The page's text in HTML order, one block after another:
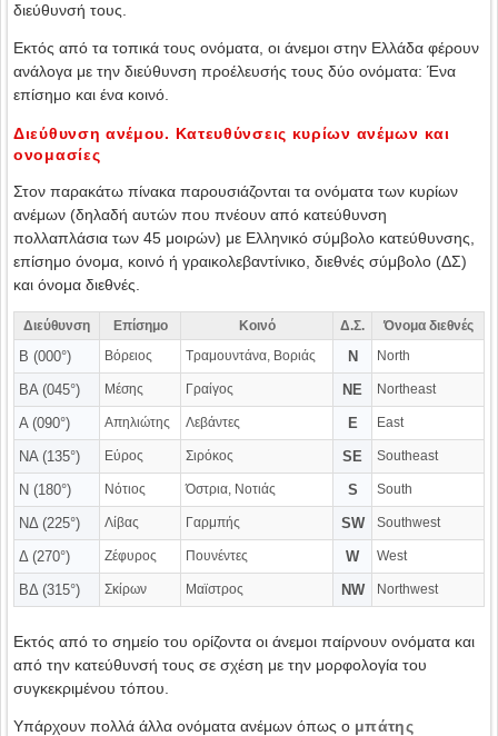
διεύθυνσή τους.
Εκτός από τα τοπικά τους ονόματα, οι άνεμοι στην Ελλάδα φέρουν
ανάλογα με την διεύθυνση προέλευσής τους δύο ονόματα: Ένα
επίσημο και ένα κοινό.
Διεύθυνση ανέμου. Κατευθύνσεις κυρίων ανέμων και
ονομασίες
Στον παρακάτω πίνακα παρουσιάζονται τα ονόματα των κυρίων
ανέμων (δηλαδή αυτών που πνέουν από κατεύθυνση
πολλαπλάσια των 45 μοιρών) με Ελληνικό σύμβολο κατεύθυνσης,
επίσημο όνομα, κοινό ή γραικολεβαντίνικο, διεθνές σύμβολο (ΔΣ)
και όνομα διεθνές.
Διεύθυνση Επίσημο Κοινό Δ.Σ. Όνομα διεθνές
Β (000°) Βόρειος Τραμουντάνα, Βοριάς N North
ΒΑ (045°) Μέσης Γραίγος NE Northeast
Α (090°) Απηλιώτης Λεβάντες E East
ΝΑ (135°) Εύρος Σιρόκος SE Southeast
Ν (180°) Νότιος Όστρια, Νοτιάς S South
ΝΔ (225°) Λίβας Γαρμπής SW Southwest
Δ (270°) Ζέφυρος Πουνέντες W West
ΒΔ (315°) Σκίρων Μαϊστρος NW Northwest
Εκτός από το σημείο του ορίζοντα οι άνεμοι παίρνουν ονόματα και
από την κατεύθυνσή τους σε σχέση με την μορφολογία του
συγκεκριμένου τόπου.
Υπάρχουν πολλά άλλα ονόματα ανέμων όπως ο μπάτης